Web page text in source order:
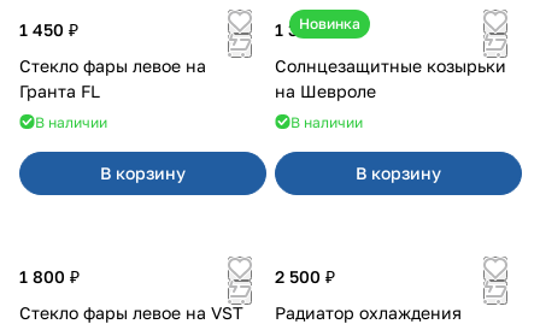
1 450 ₽
Стекло фары левое на
Гранта FL
В наличии
В корзину
Новинка
1 350 ₽
Солнцезащитные козырьки
на Шевроле
В наличии
В корзину
1 800 ₽
Стекло фары левое на VST
2 500 ₽
Радиатор охлаждения